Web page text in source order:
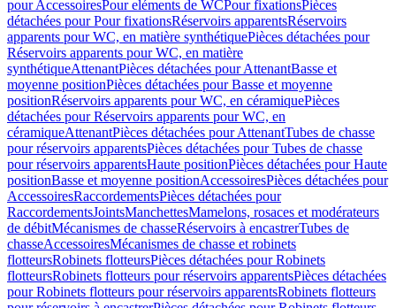
pour AccessoiresPour eléments de WCPour fixationsPièces
détachées pour Pour fixationsRéservoirs apparentsRéservoirs
apparents pour WC, en matière synthétiquePièces détachées pour
Réservoirs apparents pour WC, en matière
synthétiqueAttenantPièces détachées pour AttenantBasse et
moyenne positionPièces détachées pour Basse et moyenne
positionRéservoirs apparents pour WC, en céramiquePièces
détachées pour Réservoirs apparents pour WC, en
céramiqueAttenantPièces détachées pour AttenantTubes de chasse
pour réservoirs apparentsPièces détachées pour Tubes de chasse
pour réservoirs apparentsHaute positionPièces détachées pour Haute
positionBasse et moyenne positionAccessoiresPièces détachées pour
AccessoiresRaccordementsPièces détachées pour
RaccordementsJointsManchettesMamelons, rosaces et modérateurs
de débitMécanismes de chasseRéservoirs à encastrerTubes de
chasseAccessoiresMécanismes de chasse et robinets
flotteursRobinets flotteursPièces détachées pour Robinets
flotteursRobinets flotteurs pour réservoirs apparentsPièces détachées
pour Robinets flotteurs pour réservoirs apparentsRobinets flotteurs